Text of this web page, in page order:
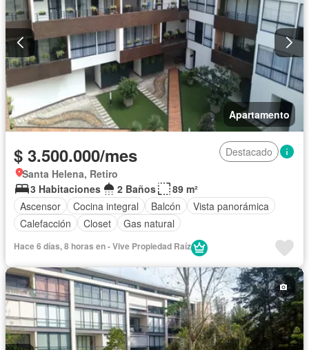
Apartamento
$ 3.500.000/mes
Destacado
Santa Helena, Retiro
3 Habitaciones
2 Baños
89 m²
Ascensor
Cocina integral Balcón
Vista panorámica
Calefacción
Closet Gas natural
Hace 6 días, 8 horas en - Vive Propiedad Raíz